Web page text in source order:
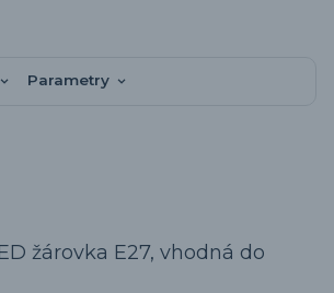
Parametry
žárovka E27, vhodná do